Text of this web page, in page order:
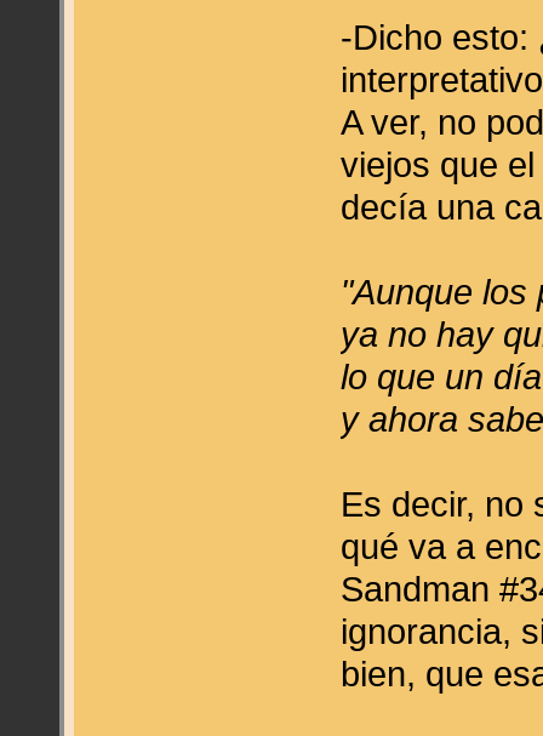
-Dicho esto:
A ver, no
viejos que
decía una
"Aunque los
ya no hay
lo que un
y ahora
Es decir, no
qué va a
Sandman
ignorancia,
bien, que